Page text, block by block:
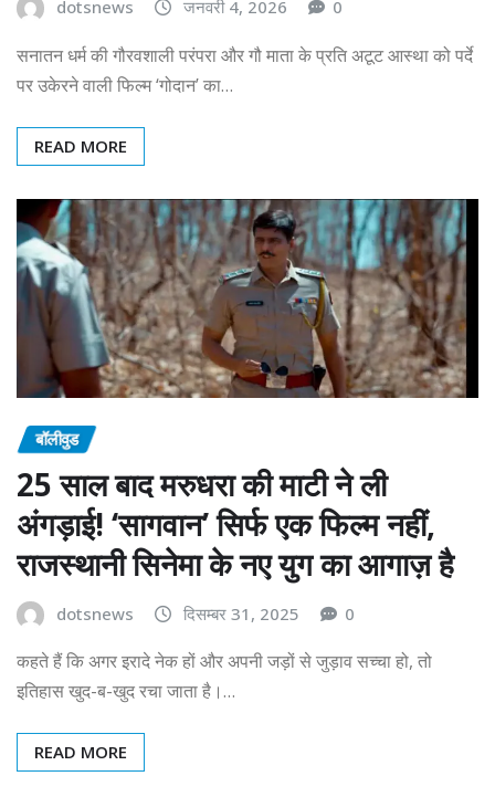
dotsnews जनवरी 4, 2026 0
सनातन धर्म की गौरवशाली परंपरा और गौ माता के प्रति अटूट आस्था को पर्दे
पर उकेरने वाली फिल्म ‘गोदान’ का…
READ MORE
बॉलीवुड
25 साल बाद मरुधरा की माटी ने ली
अंगड़ाई! ‘सागवान’ सिर्फ एक फिल्म नहीं,
राजस्थानी सिनेमा के नए युग का आगाज़ है
dotsnews दिसम्बर 31, 2025 0
कहते हैं कि अगर इरादे नेक हों और अपनी जड़ों से जुड़ाव सच्चा हो, तो
इतिहास खुद-ब-खुद रचा जाता है।…
READ MORE